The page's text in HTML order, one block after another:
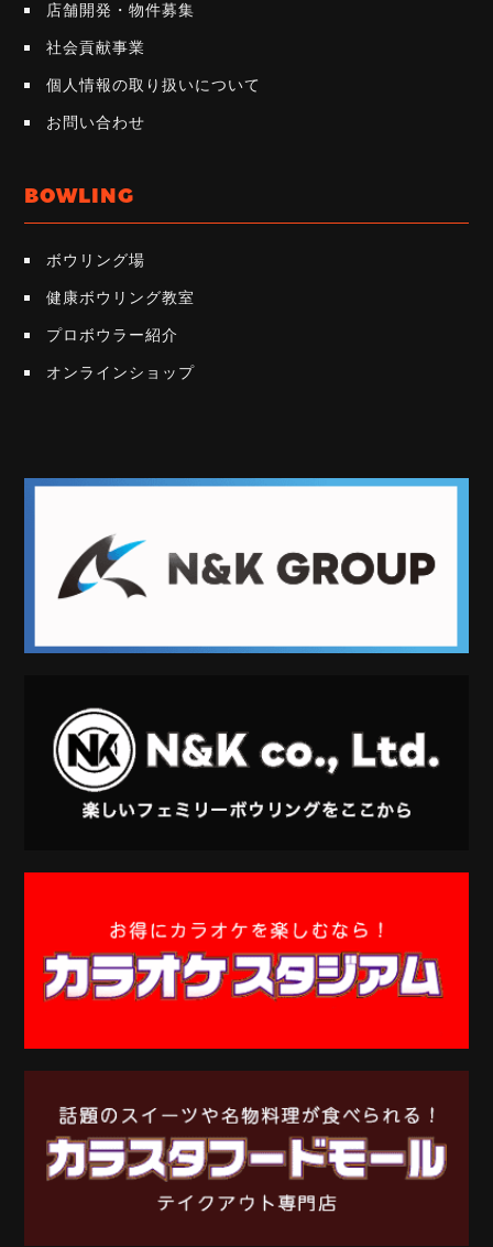
店舗開発・物件募集
社会貢献事業
個人情報の取り扱いについて
お問い合わせ
BOWLING
ボウリング場
健康ボウリング教室
プロボウラー紹介
オンラインショップ